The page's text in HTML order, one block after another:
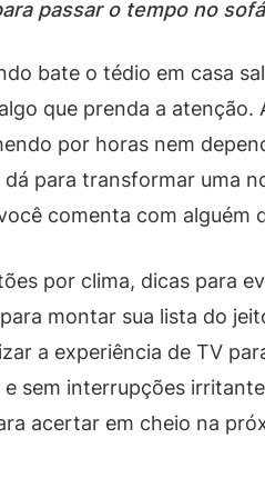
passar o tempo no
bate o tédio em casa
que prenda a atenção.
por horas nem
para transformar uma
comenta com alguém
por clima, dicas para
montar sua lista do
a experiência de TV
sem interrupções
acertar em cheio na